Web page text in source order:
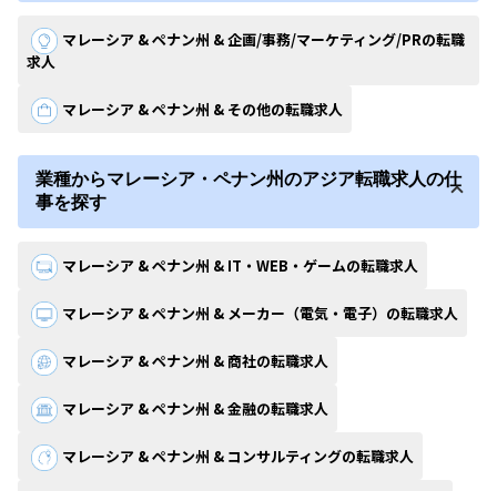
マレーシア & ペナン州 & 企画/事務/マーケティング/PRの転職
求人
マレーシア & ペナン州 & その他の転職求人
業種からマレーシア・ペナン州のアジア転職求人の仕
事を探す
マレーシア & ペナン州 & IT・WEB・ゲームの転職求人
マレーシア & ペナン州 & メーカー（電気・電子）の転職求人
マレーシア & ペナン州 & 商社の転職求人
マレーシア & ペナン州 & 金融の転職求人
マレーシア & ペナン州 & コンサルティングの転職求人